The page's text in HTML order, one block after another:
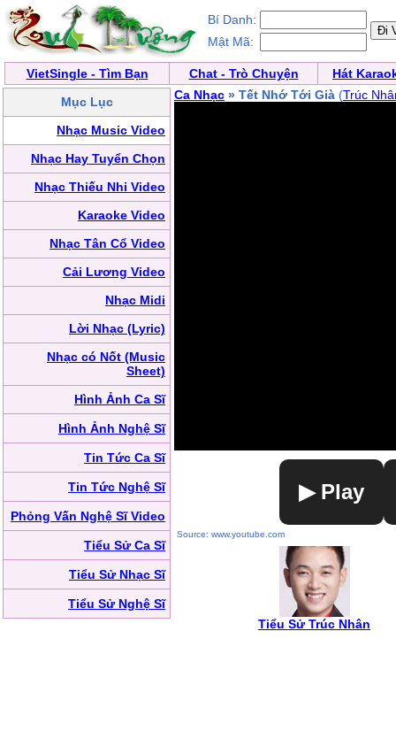
Bí Danh:
Mật Mã:
VietSingle - Tìm Bạn Chat - Trò Chuyện
Hát
Mục Lục
Nhạc Music Video
Nhạc Hay Tuyển Chọn
Nhạc Thiếu Nhi Video
Karaoke Video
Nhạc Tân Cổ Video
Cải Lương Video
Nhạc Midi
Lời Nhạc (Lyric)
Nhạc có Nốt (Music
Sheet)
Hình Ảnh Ca Sĩ
Hình Ảnh Nghệ Sĩ
Tin Tức Ca Sĩ
Tin Tức Nghệ Sĩ
Phỏng Vấn Nghệ Sĩ Video
Tiểu Sử Ca Sĩ
Tiểu Sử Nhạc Sĩ
Tiểu Sử Nghệ Sĩ
Ca Nhạc » Tết Nhớ Tới Già (Trúc
▶ Play
Source: www.youtube.com
Tiểu Sử Trúc Nhân